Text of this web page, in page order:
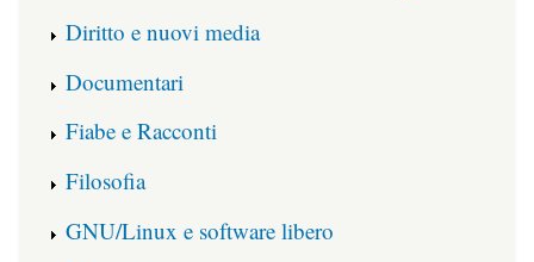
Diritto e nuovi media
Documentari
Fiabe e Racconti
Filosofia
GNU/Linux e software libero